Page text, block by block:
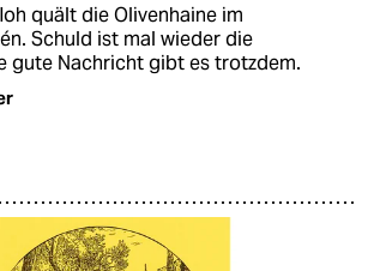
quält die Olivenhaine im
Schuld ist mal wieder die
gute Nachricht gibt es trotzdem.